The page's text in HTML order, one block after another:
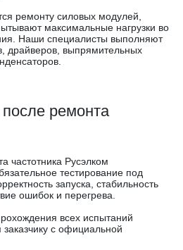
ремонту силовых модулей,
максимальные нагрузки во
Наши специалисты выполняют
драйверов, выпрямительных
ремонта
частотника Русэлком
тестирование под
запуска, стабильность
ошибок и перегрева.
всех испытаний
с официальной